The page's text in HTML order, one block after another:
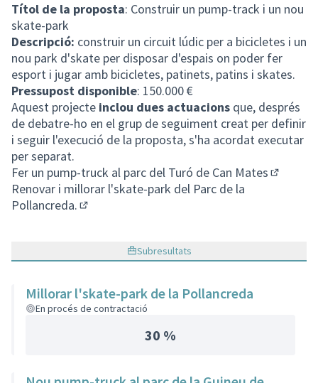
Títol de la proposta: Construir un pump-track i un nou
skate-park
Descripció: construir un circuit lúdic per a bicicletes i un
nou park d'skate per disposar d'espais on poder fer
esport i jugar amb bicicletes, patinets, patins i skates.
Pressupost disponible: 150.000 €
Aquest projecte inclou dues actuacions que, després
de debatre-ho en el grup de seguiment creat per definir
i seguir l'execució de la proposta, s'ha acordat executar
per separat.
Fer un pump-truck al parc del Turó de Can Mates
Renovar i millorar l'skate-park del Parc de la
Pollancreda.
Subresultats
Millorar l'skate-park de la Pollancreda
En procés de contractació
30 %